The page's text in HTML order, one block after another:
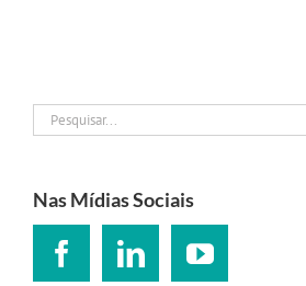
Buscar
resultados
Nas Mídias Sociais